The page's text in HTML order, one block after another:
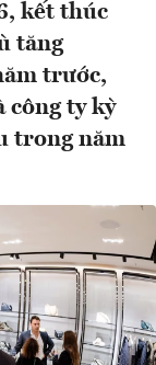
kết thúc
tăng
trước,
công ty kỳ
trong năm